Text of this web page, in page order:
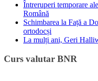
Întreruperi temporare
Română
Schimbarea la Față a
ortodocși
La mulți ani, Geri
Curs valutar BNR